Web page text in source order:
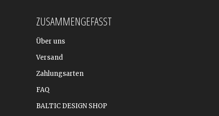
ZUSAMMENGEFASST
Über uns
Versand
Zahlungsarten
FAQ
BALTIC DESIGN SHOP